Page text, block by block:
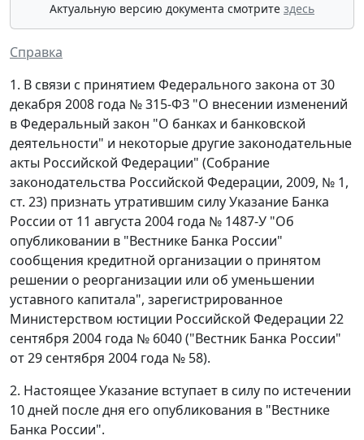
Актуальную версию документа смотрите здесь
Справка
1. В связи с принятием Федерального закона от 30
декабря 2008 года № 315-ФЗ "О внесении изменений
в Федеральный закон "О банках и банковской
деятельности" и некоторые другие законодательные
акты Российской Федерации" (Собрание
законодательства Российской Федерации, 2009, № 1,
ст. 23) признать утратившим силу Указание Банка
России от 11 августа 2004 года № 1487-У "Об
опубликовании в "Вестнике Банка России"
сообщения кредитной организации о принятом
решении о реорганизации или об уменьшении
уставного капитала", зарегистрированное
Министерством юстиции Российской Федерации 22
сентября 2004 года № 6040 ("Вестник Банка России"
от 29 сентября 2004 года № 58).
2. Настоящее Указание вступает в силу по истечении
10 дней после дня его опубликования в "Вестнике
Банка России".